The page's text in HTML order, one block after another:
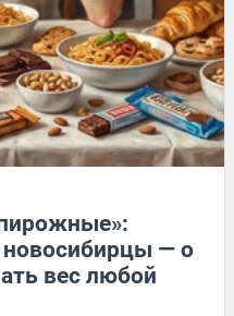
— о
вес любой